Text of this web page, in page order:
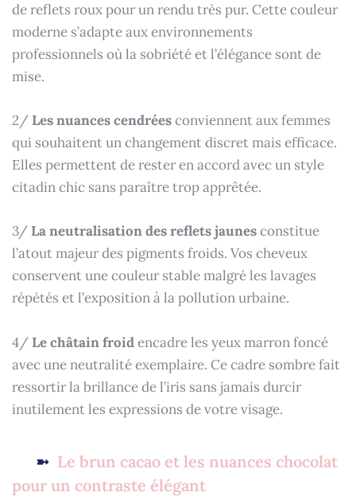
de reflets roux pour un rendu très pur. Cette couleur
moderne s’adapte aux environnements
professionnels où la sobriété et l’élégance sont de
mise.
2/ Les nuances cendréesconviennent aux femmes
qui souhaitent un changement discret mais efficace.
Elles permettent de rester en accord avec un style
citadin chic sans paraître trop apprêtée.
3/ La neutralisation des reflets jaunesconstitue
l’atout majeur des pigments froids. Vos cheveux
conservent une couleur stable malgré les lavages
répétés et l’exposition à la pollution urbaine.
4/ Le châtain froidencadre les yeux marron foncé
avec une neutralité exemplaire. Ce cadre sombre fait
ressortir la brillance de l’iris sans jamais durcir
inutilement les expressions de votre visage.
Le brun cacao et les nuances chocolat
pour un contraste élégant